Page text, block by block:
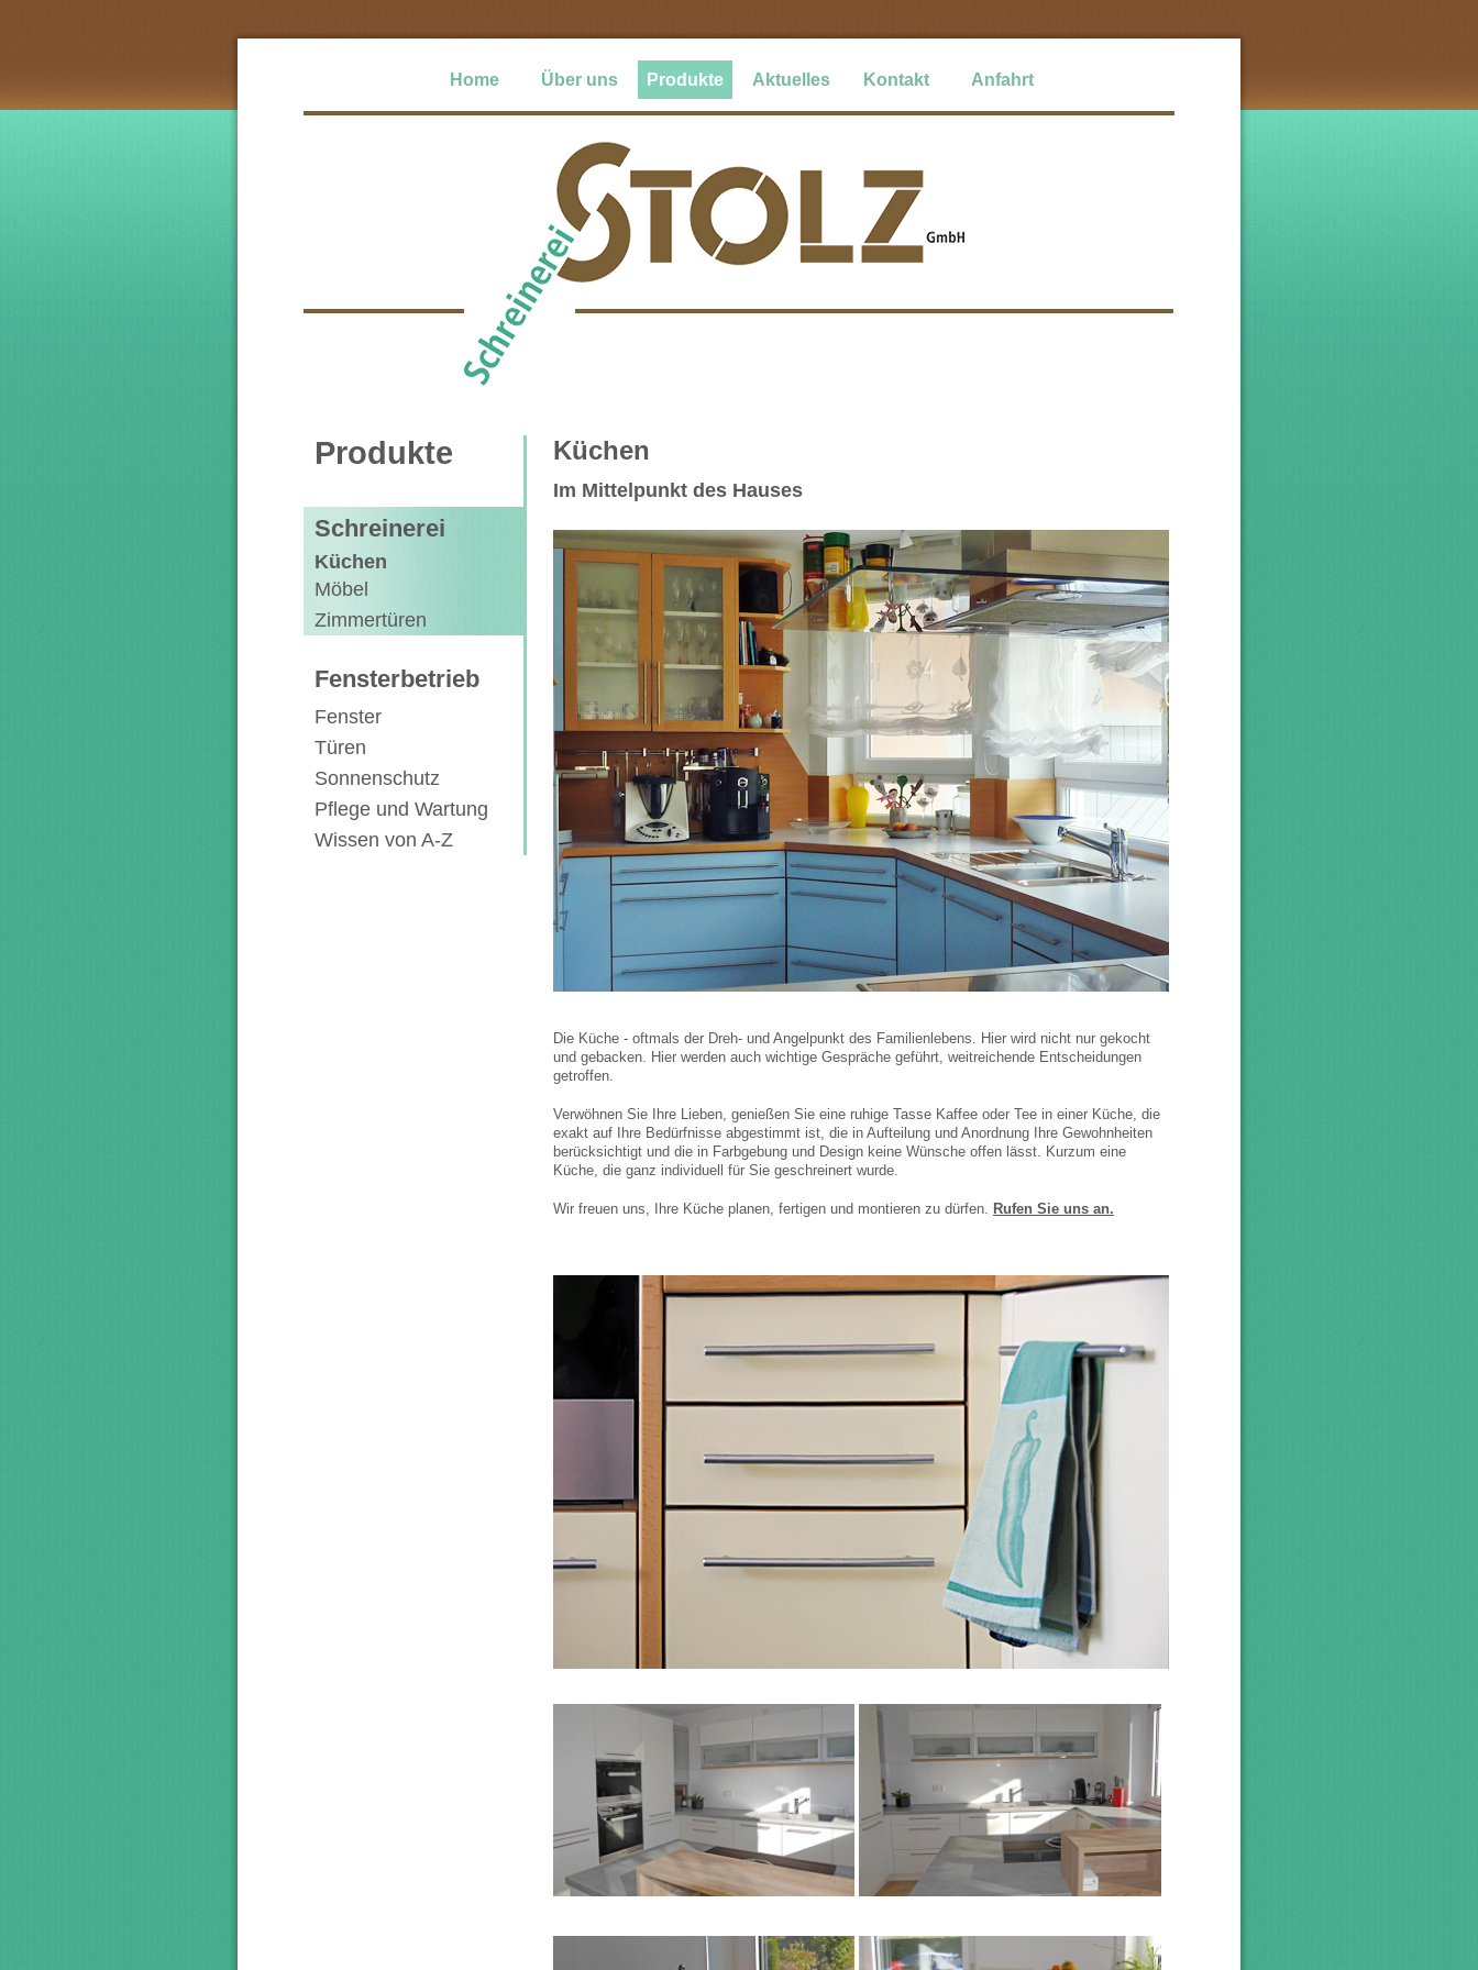
Home Über uns Produkte Aktuelles Kontakt Anfahrt
Produkte
Schreinerei
Küchen
Möbel
Zimmertüren
Fensterbetrieb
Fenster
Türen
Sonnenschutz
Pflege und Wartung
Wissen von A-Z
Küchen
Im Mittelpunkt des Hauses
Die Küche - oftmals der Dreh- und Angelpunkt des Familienlebens. Hier wird nicht nur gekocht
und gebacken. Hier werden auch wichtige Gespräche geführt, weitreichende Entscheidungen
getroffen.
Verwöhnen Sie Ihre Lieben, genießen Sie eine ruhige Tasse Kaffee oder Tee in einer Küche, die
exakt auf Ihre Bedürfnisse abgestimmt ist, die in Aufteilung und Anordnung Ihre Gewohnheiten
berücksichtigt und die in Farbgebung und Design keine Wünsche offen lässt. Kurzum eine
Küche, die ganz individuell für Sie geschreinert wurde.
Wir freuen uns, Ihre Küche planen, fertigen und montieren zu dürfen. Rufen Sie uns an.